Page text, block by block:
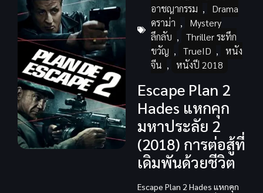
อาชญากรรม ,
Drama
ดราม่า ,
Mystery
ลึกลับ ,
Thriller ระทึก
ขวัญ , TrueID ,
หนัง
จีน , หนังปี 2018
Escape Plan 2
Hades แหกคุก
มหาประลัย 2
(2018) การต่อสู้ที่
เดิมพันด้วยชีวิต
Escape Plan 2 Hades แหกคุก